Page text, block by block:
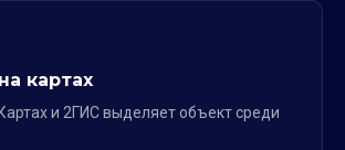
картах
и 2ГИС выделяет объект среди